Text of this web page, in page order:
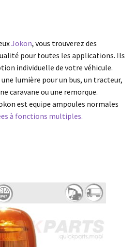
Jokon, vous trouverez des
pour toutes les applications. Ils
individuelle de votre véhicule.
lumière pour un bus, un tracteur,
caravane ou une remorque.
est equipe ampoules normales
à fonctions multiples.